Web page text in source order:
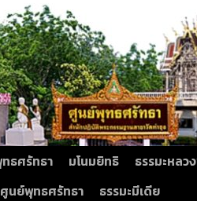
ธศรัทธา มโนมยิทธิ
ธรรมะหลว
นย์พุทธศรัทธา
ธรรมะมีเดีย